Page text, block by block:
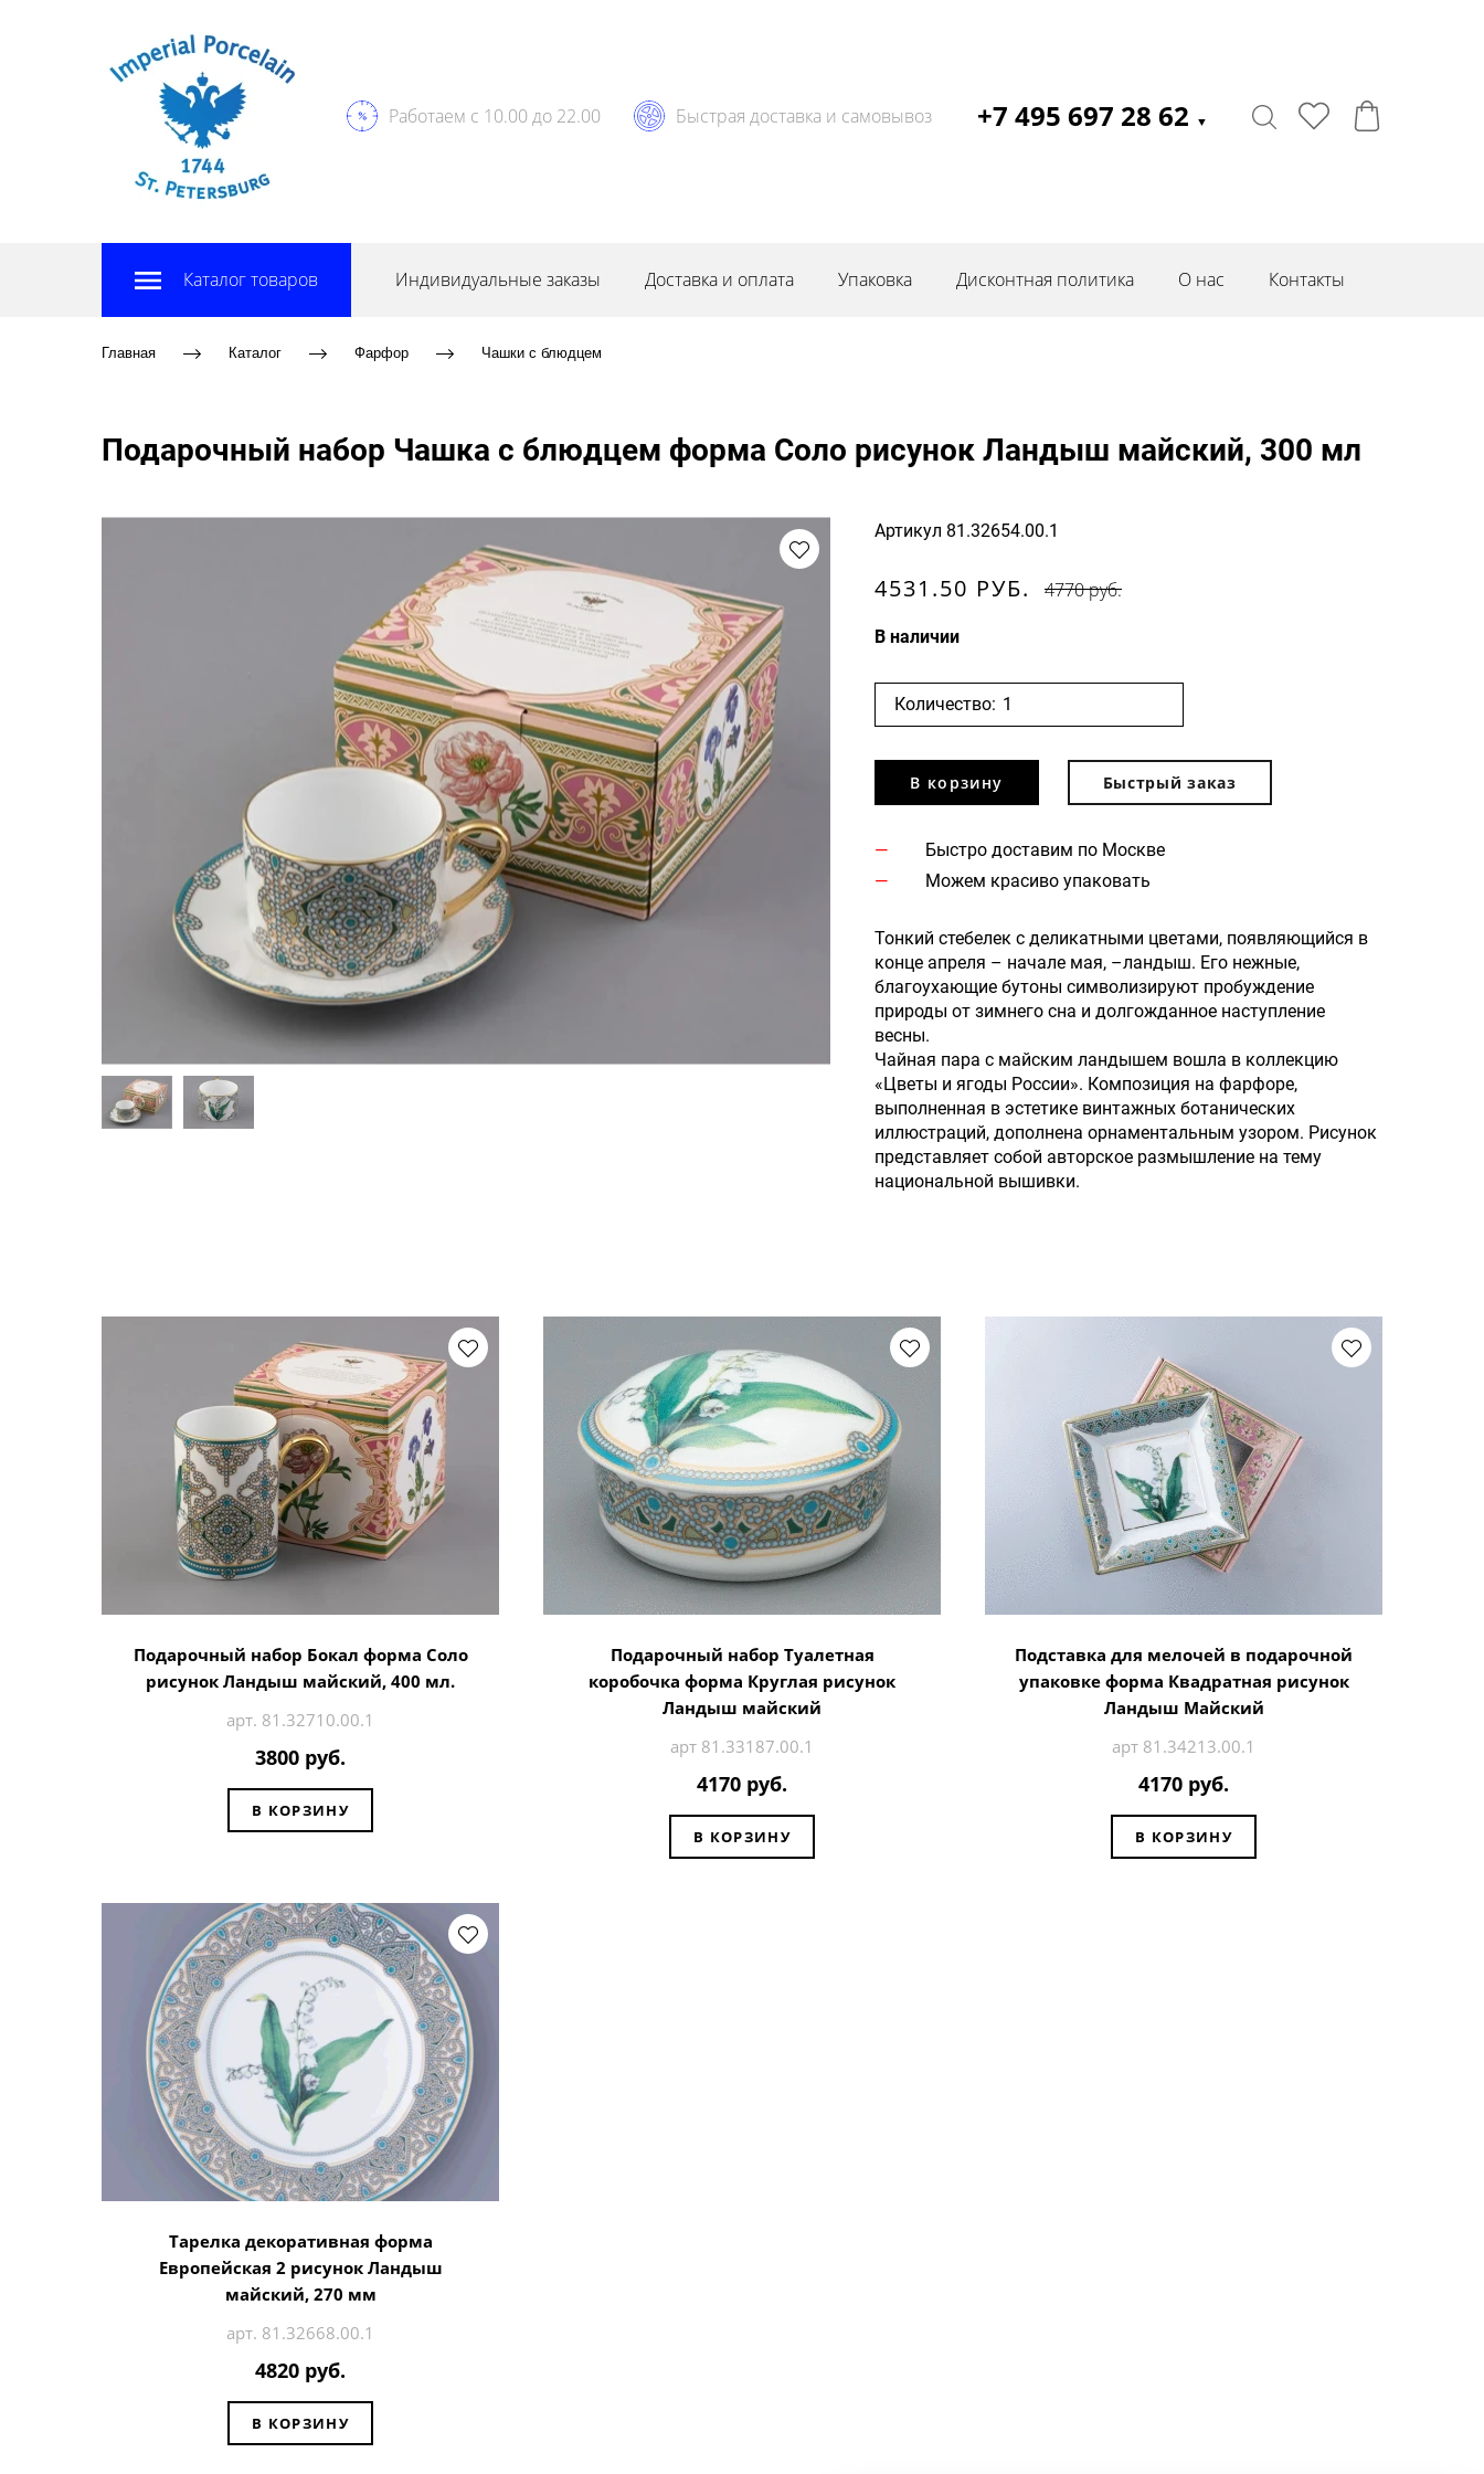
Работаем с 10.00 до 22.00 Быстрая доставка и самовывоз +7 495 697 28 62 ▼
Каталог товаров Индивидуальные заказы Доставка и оплата Упаковка Дисконтная политика О нас Контакты
Главная Каталог Фарфор Чашки с блюдцем
Подарочный набор Чашка с блюдцем форма Соло рисунок Ландыш майский, 300 мл
Артикул 81.32654.00.1
4531.50 РУБ. 4770 руб.
В наличии
Количество:
В корзину Быстрый заказ
Быстро доставим по Москве
Можем красиво упаковать
Тонкий стебелек с деликатными цветами, появляющийся в
конце апреля – начале мая, –ландыш. Его нежные,
благоухающие бутоны символизируют пробуждение
природы от зимнего сна и долгожданное наступление
весны.
Чайная пара с майским ландышем вошла в коллекцию
«Цветы и ягоды России». Композиция на фарфоре,
выполненная в эстетике винтажных ботанических
иллюстраций, дополнена орнаментальным узором. Рисунок
представляет собой авторское размышление на тему
национальной вышивки.
Подарочный набор Бокал форма Соло
рисунок Ландыш майский, 400 мл.
арт. 81.32710.00.1
3800 руб.
В КОРЗИНУ
Подарочный набор Туалетная
коробочка форма Круглая рисунок
Ландыш майский
арт 81.33187.00.1
4170 руб.
В КОРЗИНУ
Подставка для мелочей в подарочной
упаковке форма Квадратная рисунок
Ландыш Майский
арт 81.34213.00.1
4170 руб.
В КОРЗИНУ
Тарелка декоративная форма
Европейская 2 рисунок Ландыш
майский, 270 мм
арт. 81.32668.00.1
4820 руб.
В КОРЗИНУ